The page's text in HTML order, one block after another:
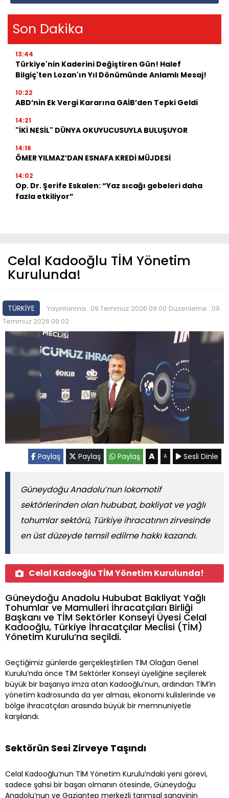
Son Dakika
13:44
Türkiye'nin Kaderini Değiştiren Gün! Halef
Bilgiç'ten Lozan'ın Yıl Dönümünde Anlamlı Mesaj!
10:22
ABD’nin Ek Vergi Kararına GAİB’den Tepki Geldi
14:21
"İKİ NESİL" DÜNYA OKUYUCUSUYLA BULUŞUYOR
14:16
ÖMER YILMAZ’DAN ESNAFA KREDİ MÜJDESİ
14:02
Op. Dr. Şerife Eskalen: “Yaz sıcağı gebeleri daha
fazla etkiliyor”
Celal Kadooğlu TİM Yönetim
Kurulunda!
TÜRKİYE Yayınlanma : 09 Temmuz 2026 09:00 Düzenleme : 09
Temmuz 2026 09:02
Paylaş Paylaş Paylaş A A Sesli Dinle
Güneydoğu Anadolu’nun lokomotif
sektörlerinden olan hububat, bakliyat ve yağlı
tohumlar sektörü, Türkiye ihracatının zirvesinde
en üst düzeyde temsil edilme hakkı kazandı.
Celal Kadooğlu TİM Yönetim Kurulunda!
Güneydoğu Anadolu Hububat Bakliyat Yağlı
Tohumlar ve Mamulleri İhracatçıları Birliği
Başkanı ve TİM Sektörler Konseyi Üyesi Celal
Kadooğlu, Türkiye İhracatçılar Meclisi (TİM)
Yönetim Kurulu’na seçildi.
Geçtiğimiz günlerde gerçekleştirilen TİM Olağan Genel
Kurulu’nda önce TİM Sektörler Konseyi üyeliğine seçilerek
büyük bir başarıya imza atan Kadooğlu’nun, ardından TİM’in
yönetim kadrosunda da yer alması, ekonomi kulislerinde ve
bölge ihracatçıları arasında büyük bir memnuniyetle
karşılandı.
Sektörün Sesi Zirveye Taşındı
Celal Kadooğlu’nun TİM Yönetim Kurulu’ndaki yeni görevi,
sadece şahsi bir başarı olmanın ötesinde, Güneydoğu
Anadolu’nun ve Gaziantep merkezli tarımsal sanayinin